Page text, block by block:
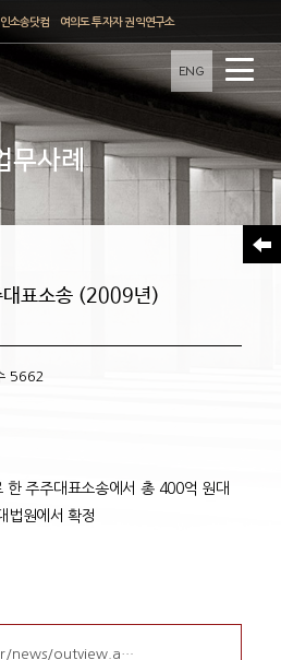
소송닷컴 여의도 투자자 권익연구소
ENG
무사례
대표소송 (2009년)
5662
한 주주대표소송에서 총 400억 원대
법원에서 확정
news/outview.a…